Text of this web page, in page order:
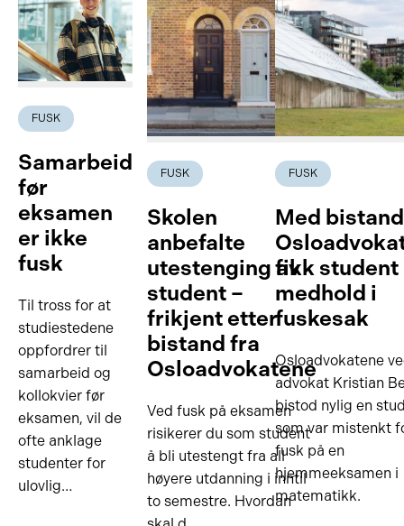
FUSK
Samarbeid
før
eksamen
er ikke
fusk
Til tross for at
studiestedene
oppfordrer til
samarbeid og
kollokvier før
eksamen, vil de
ofte anklage
studenter for
ulovlig…
FUSK
Skolen
anbefalte
utestenging av
student –
frikjent etter
bistand fra
Osloadvokatene
Ved fusk på eksamen
risikerer du som student
å bli utestengt fra all
høyere utdanning i inntil
to semestre. Hvordan
FUSK
Med
fikk student
medhold i
fuskesak
Osloadvokatene
advokat Kristian
bistod nylig en
som var mistenkt
fusk på en
hjemmeeksamen i
matematikk.